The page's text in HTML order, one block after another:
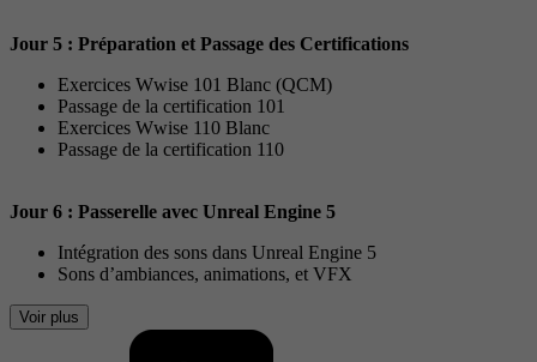
Jour 5 : Préparation et Passage des Certifications
Exercices Wwise 101 Blanc (QCM)
Passage de la certification 101
Exercices Wwise 110 Blanc
Passage de la certification 110
Jour 6 : Passerelle avec Unreal Engine 5
Intégration des sons dans Unreal Engine 5
Sons d’ambiances, animations, et VFX
Voir plus